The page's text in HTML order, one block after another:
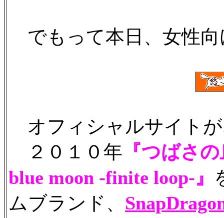
でもって本日、女性向
オフィシャルサイト
２０１０年 『つばさ
blue moon -finite loop-』
ムブランド、